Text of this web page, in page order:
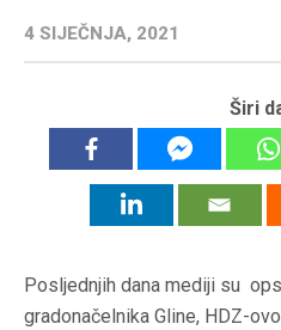
4 SIJEČNJA, 2021
Širi
Posljednjih dana mediji su
gradonačelnika Gline, HDZ-